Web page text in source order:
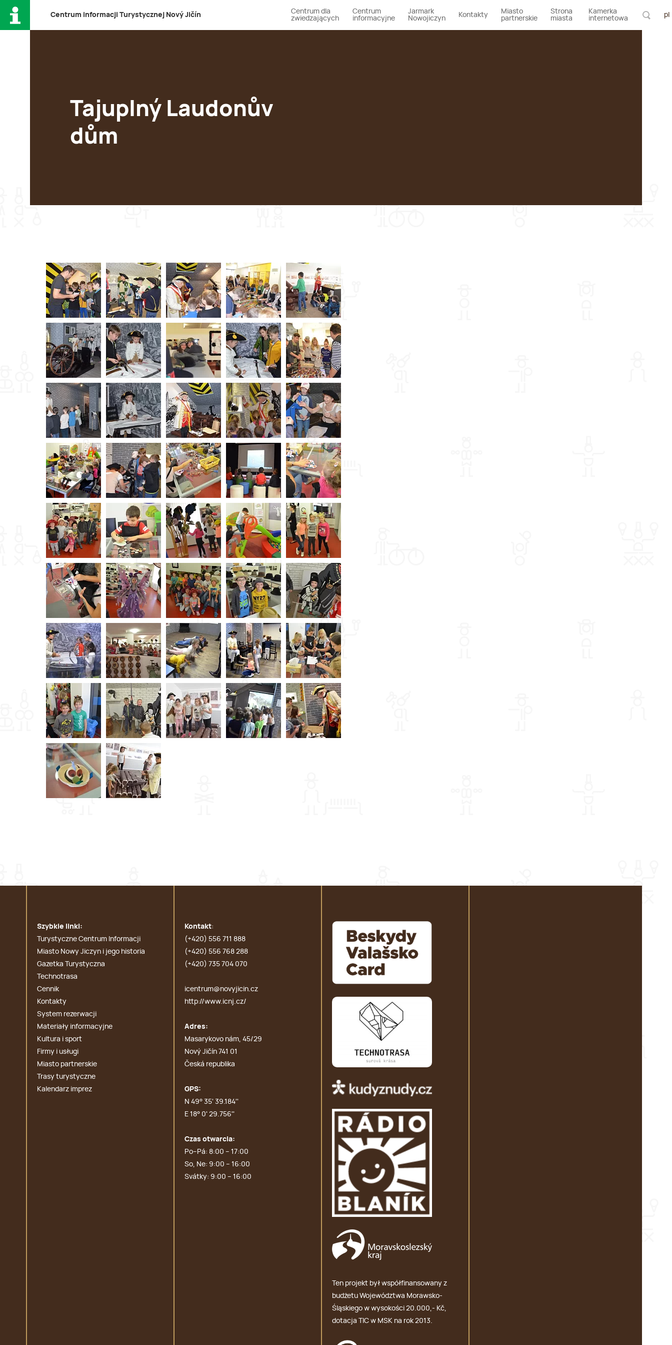
Centrum informacji Turystycznej Nový Jičín
Centrum dla
zwiedzających
Centrum
informacyjne
Jarmark
Nowojiczyn
Kontakty
Miasto
partnerskie
Strona
miasta
Kamerka
internetowa
pl
Tajuplný Laudonův
dům
Szybkie linki:
Turystyczne Centrum Informacji
Miasto Nowy Jiczyn i jego historia
Gazetka Turystyczna
Technotrasa
Cennik
Kontakty
System rezerwacji
Materiały informacyjne
Kultura i sport
Firmy i usługi
Miasto partnerskie
Trasy turystyczne
Kalendarz imprez
Kontakt:
(+420) 556 711 888
(+420) 556 768 288
(+420) 735 704 070
icentrum@novyjicin.cz
http://www.icnj.cz/
Adres:
Masarykovo nám, 45/29
Nový Jičín 741 01
Česká republika
GPS:
N 49° 35' 39.184''
E 18° 0' 29.756''
Czas otwarcia:
Po–Pá: 8:00 – 17:00
So, Ne: 9:00 – 16:00
Svátky: 9:00 – 16:00
Ten projekt był współfinansowany z
budżetu Województwa Morawsko-
Śląskiego w wysokości 20.000,- Kč,
dotacja TIC w MSK na rok 2013.